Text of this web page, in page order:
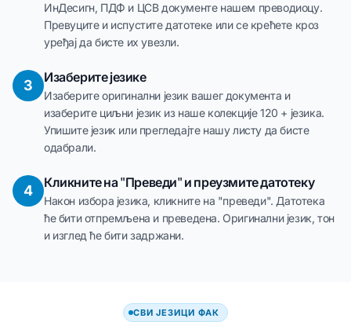
ИнДесигн, ПДФ и ЦСВ документе нашем преводиоцу.
Превуците и испустите датотеке или се крећете кроз
уређај да бисте их увезли.
3
Изаберите језике
Изаберите оригинални језик вашег документа и
изаберите циљни језик из наше колекције 120 + језика.
Упишите језик или прегледајте нашу листу да бисте
одабрали.
4
Кликните на "Преведи" и преузмите датотеку
Након избора језика, кликните на "преведи". Датотека
ће бити отпремљена и преведена. Оригинални језик, тон
и изглед ће бити задржани.
СВИ ЈЕЗИЦИ ФАК